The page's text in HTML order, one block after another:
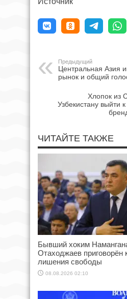
Предыдущий
Центральная Азия
рынок и общий
Хлопок из
Узбекистану выйти
ЧИТАЙТЕ ТАКЖЕ
Бывший хоким
Отаходжаев приговорён
лишения свободы
08.08.2026 02:10